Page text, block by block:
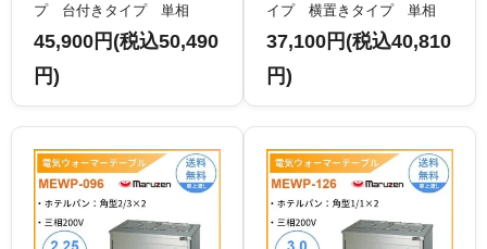
プ 台付きタイプ 単相
100V
45,900円(税込50,490
円)
イプ 横置きタイプ 単相
100V
37,100円(税込40,810
円)